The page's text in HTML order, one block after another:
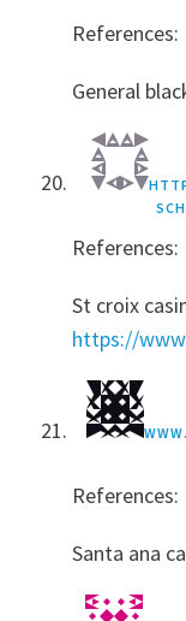
References:
General
References:
St croix
https://
References:
Santa ana